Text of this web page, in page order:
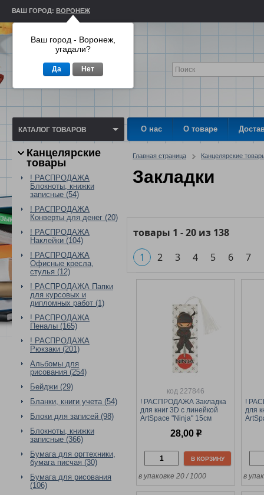
ВАШ ГОРОД: ВОРОНЕЖ
КАТАЛОГ ТОВАРОВ О нас О товаре
Канцелярские
товары
! РАСПРОДАЖА
Блокноты, книжки
записные (54)
! РАСПРОДАЖА
Конверты для денег (20)
! РАСПРОДАЖА
Наклейки (104)
! РАСПРОДАЖА
Офисные кресла,
стулья (12)
! РАСПРОДАЖА Папки
для курсовых и
дипломных работ (1)
! РАСПРОДАЖА
Пеналы (165)
! РАСПРОДАЖА
Рюкзаки (201)
Альбомы для
рисования (254)
Бейджи (29)
Бланки, книги учета (54)
Блоки для записей (98)
Блокноты, книжки
записные (366)
Бумага для оргтехники,
бумага писчая (30)
Бумага для рисования
(106)
Главная страница Канцелярские
Закладки
товары 1 -20 из 138
1
2 3 4 5 6 7
код 227846
! РАСПРОДАЖА Закладка
для книг 3D с линейкой
ArtSpace "Ninja" 15см
декоративным шнурком
28,00 р
В КОРЗИНУ
в упаковке 20 / 1000
!
для
в
Ваш город - Воронеж,
угадали?
Да Нет